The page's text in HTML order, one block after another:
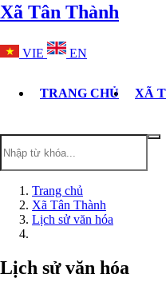
Xã Tân Thành
VIE EN
TRANG CHỦ XÃ
Trang chủ
Xã Tân Thành
Lịch sử văn hóa
Lịch sử văn hóa